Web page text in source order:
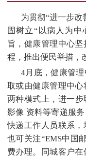
为贯彻“进一步改
固树立“以病人为
旨，健康管理中心
程，推出便民举措，
4月底，健康管
取或由健康管理中
两种模式上，进一步
影像 资料等寄递服
快递工作人员联系，
也可关注“EMS中国
费办理。同城客户在